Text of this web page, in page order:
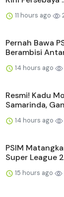
11 hours ago
Pernah Bawa
Berambisi Antar
14 hours ago
Resmi! Kadu
Samarinda,
14 hours ago
PSIM
Super League
15 hours ago